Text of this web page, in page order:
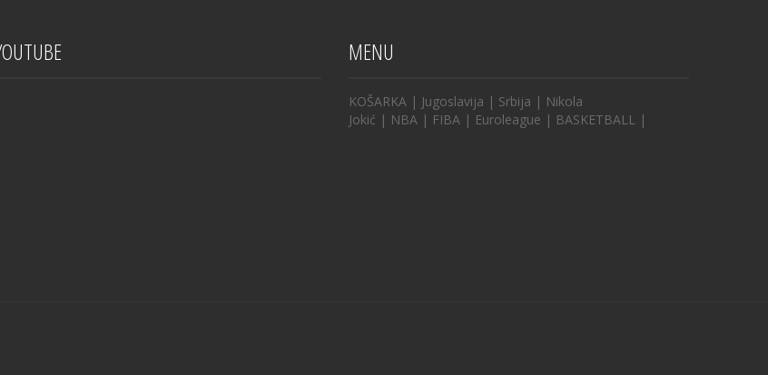
MENU
KOŠARKA | Jugoslavija | Srbija | Nikola
Jokić | NBA | FIBA | Euroleague | BASKETBALL |